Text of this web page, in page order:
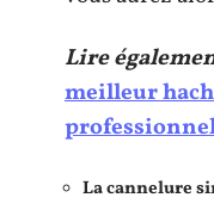
Lire
meilleur
La cannelure